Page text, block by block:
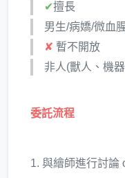
✔擅長
男生/病嬌/微血
✘ 暫不開放
非人(獸人、機
委託流程
1. 與繪師進行討論